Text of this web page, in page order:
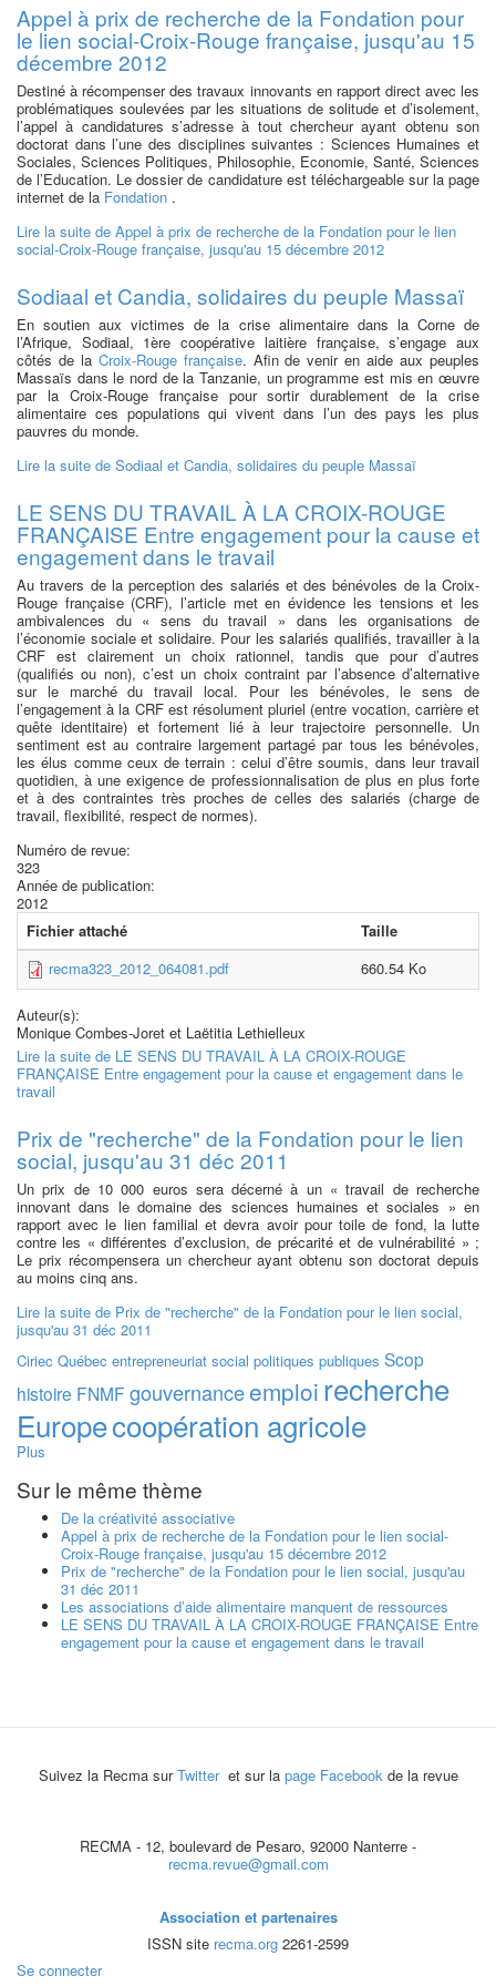
Appel à prix de recherche de la Fondation pour
le lien social-Croix-Rouge française, jusqu'au 15
décembre 2012
Destiné à récompenser des travaux innovants en rapport direct avec les
problématiques soulevées par les situations de solitude et d’isolement,
l’appel à candidatures s’adresse à tout chercheur ayant obtenu son
doctorat dans l’une des disciplines suivantes : Sciences Humaines et
Sociales, Sciences Politiques, Philosophie, Economie, Santé, Sciences
de l’Education. Le dossier de candidature est téléchargeable sur la page
internet de la Fondation .
Lire la suite de Appel à prix de recherche de la Fondation pour le lien
social-Croix-Rouge française, jusqu'au 15 décembre 2012
Sodiaal et Candia, solidaires du peuple Massaï
En soutien aux victimes de la crise alimentaire dans la Corne de
l’Afrique, Sodiaal, 1ère coopérative laitière française, s’engage aux
côtés de la Croix-Rouge française. Afin de venir en aide aux peuples
Massaïs dans le nord de la Tanzanie, un programme est mis en œuvre
par la Croix-Rouge française pour sortir durablement de la crise
alimentaire ces populations qui vivent dans l’un des pays les plus
pauvres du monde.
Lire la suite de Sodiaal et Candia, solidaires du peuple Massaï
LE SENS DU TRAVAIL À LA CROIX-ROUGE
FRANÇAISE Entre engagement pour la cause et
engagement dans le travail
Au travers de la perception des salariés et des bénévoles de la Croix-
Rouge française (CRF), l’article met en évidence les tensions et les
ambivalences du « sens du travail » dans les organisations de
l’économie sociale et solidaire. Pour les salariés qualifiés, travailler à la
CRF est clairement un choix rationnel, tandis que pour d’autres
(qualifiés ou non), c’est un choix contraint par l’absence d’alternative
sur le marché du travail local. Pour les bénévoles, le sens de
l’engagement à la CRF est résolument pluriel (entre vocation, carrière et
quête identitaire) et fortement lié à leur trajectoire personnelle. Un
sentiment est au contraire largement partagé par tous les bénévoles,
les élus comme ceux de terrain : celui d’être soumis, dans leur travail
quotidien, à une exigence de professionnalisation de plus en plus forte
et à des contraintes très proches de celles des salariés (charge de
travail, flexibilité, respect de normes).
Numéro de revue:
323
Année de publication:
2012
Fichier attaché
Taille
recma323_2012_064081.pdf
660.54 Ko
Auteur(s):
Monique Combes-Joret et Laëtitia Lethielleux
Lire la suite de LE SENS DU TRAVAIL À LA CROIX-ROUGE
FRANÇAISE Entre engagement pour la cause et engagement dans le
travail
Prix de "recherche" de la Fondation pour le lien
social, jusqu'au 31 déc 2011
Un prix de 10 000 euros sera décerné à un « travail de recherche
innovant dans le domaine des sciences humaines et sociales » en
rapport avec le lien familial et devra avoir pour toile de fond, la lutte
contre les « différentes d’exclusion, de précarité et de vulnérabilité » ;
Le prix récompensera un chercheur ayant obtenu son doctorat depuis
au moins cinq ans.
Lire la suite de Prix de "recherche" de la Fondation pour le lien social,
jusqu'au 31 déc 2011
Ciriec Québec entrepreneuriat social politiques publiques Scop
histoire FNMF gouvernanceemploi recherche
Europecoopération agricole
Plus
Sur le même thème
De la créativité associative
Appel à prix de recherche de la Fondation pour le lien social-
Croix-Rouge française, jusqu'au 15 décembre 2012
Prix de "recherche" de la Fondation pour le lien social, jusqu'au
31 déc 2011
Les associations d’aide alimentaire manquent de ressources
LE SENS DU TRAVAIL À LA CROIX-ROUGE FRANÇAISE Entre
engagement pour la cause et engagement dans le travail
Suivez la Recma surTwitter et sur la page Facebook de la revue
RECMA - 12, boulevard de Pesaro, 92000 Nanterre -
recma.revue@gmail.com
Association et partenaires
ISSN site recma.org 2261-2599
Se connecter